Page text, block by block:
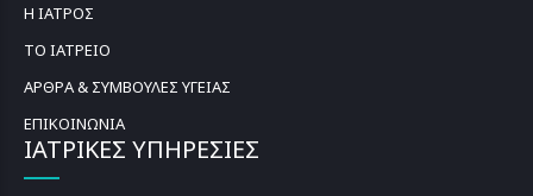
Η ΙΑΤΡΟΣ
ΤΟ ΙΑΤΡΕΙΟ
ΑΡΘΡΑ & ΣΥΜΒΟΥΛΕΣ ΥΓΕΙΑΣ
ΕΠΙΚΟΙΝΩΝΙΑ
ΙΑΤΡΙΚΕΣ ΥΠΗΡΕΣΙΕΣ